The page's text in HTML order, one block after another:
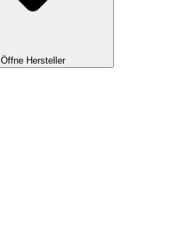
Öffne Hersteller